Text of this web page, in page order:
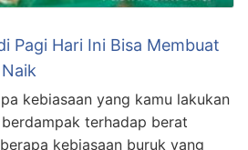
Pagi Hari Ini Bisa Membuat
kebiasaan yang kamu lakukan
terhadap berat
kebiasaan buruk yang